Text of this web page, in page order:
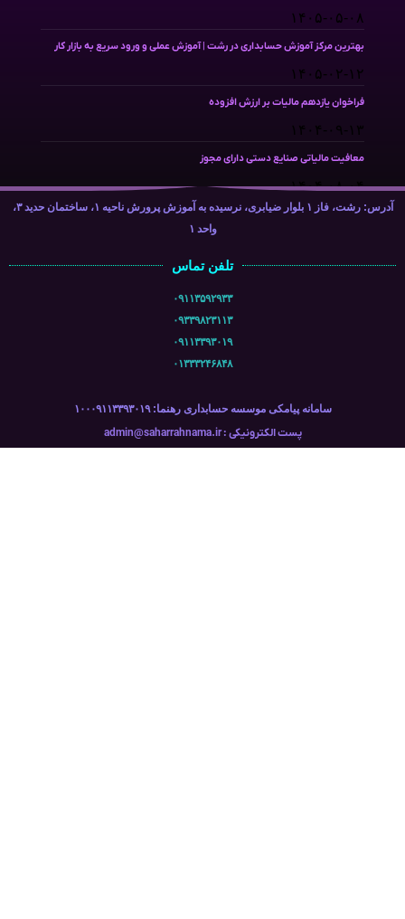
۱۴۰۵-۰۵-۰۸
بهترین مرکز آموزش حسابداری در رشت | آموزش عملی و ورود سریع به بازار کار
۱۴۰۵-۰۲-۱۲
فراخوان یازدهم مالیات بر ارزش افزوده
۱۴۰۴-۰۹-۱۳
معافیت مالیاتی صنایع دستی دارای مجوز
۱۴۰۴-۰۸-۰۴
آدرس: رشت، فاز ۱ بلوار ضیابری، نرسیده به آموزش پرورش ناحیه ۱، ساختمان حدید ۳،
واحد ۱
تلفن تماس
۰۹۱۱۳۵۹۲۹۳۳
۰۹۳۳۹۸۲۳۱۱۳
۰۹۱۱۳۳۹۳۰۱۹
۰۱۳۳۳۲۴۶۸۴۸
سامانه پیامکی موسسه حسابداری رهنما: ۱۰۰۰۹۱۱۳۳۹۳۰۱۹
پست الکترونیکی : admin@saharrahnama.ir